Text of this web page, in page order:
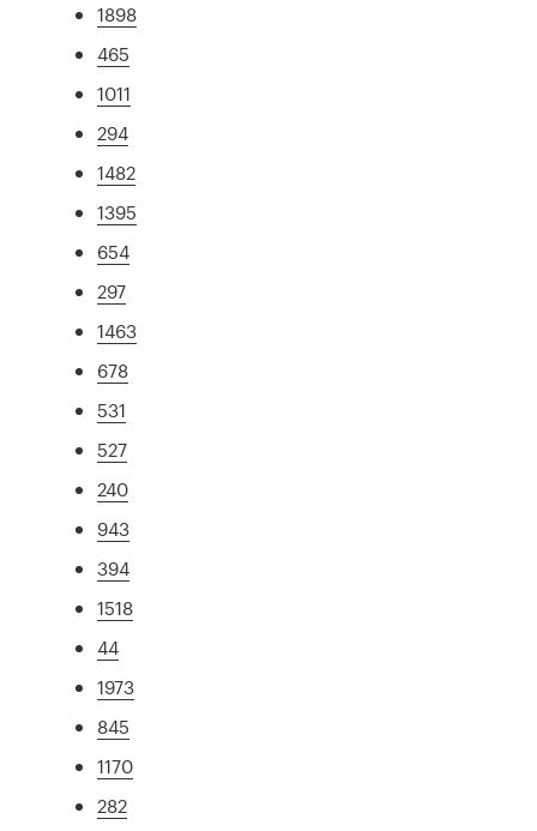
1898
465
1011
294
1482
1395
654
297
1463
678
531
527
240
943
394
1518
44
1973
845
1170
282